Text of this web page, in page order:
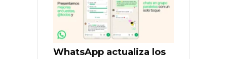
WhatsApp actualiza los